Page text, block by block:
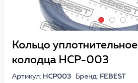
Кольцо
колодца HCP-003
Артикул: HCP003Бренд: FEBEST